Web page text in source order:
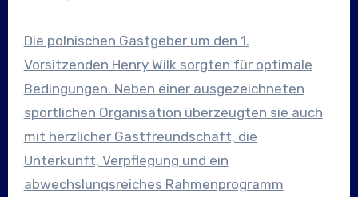
Die polnischen Gastgeber um den 1.
Vorsitzenden Henry Wilk sorgten für optimale
Bedingungen. Neben einer ausgezeichneten
sportlichen Organisation überzeugten sie auch
mit herzlicher Gastfreundschaft, die
Unterkunft, Verpflegung und ein
abwechslungsreiches Rahmenprogramm